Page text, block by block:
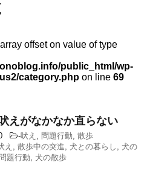
offset on value of type
public_html/wp-
category.php on line 69
えがなかなか直らない
-吠え 問題行動 散歩
え
散歩中の突進 犬との暮らし
犬の
題行動 犬の散歩